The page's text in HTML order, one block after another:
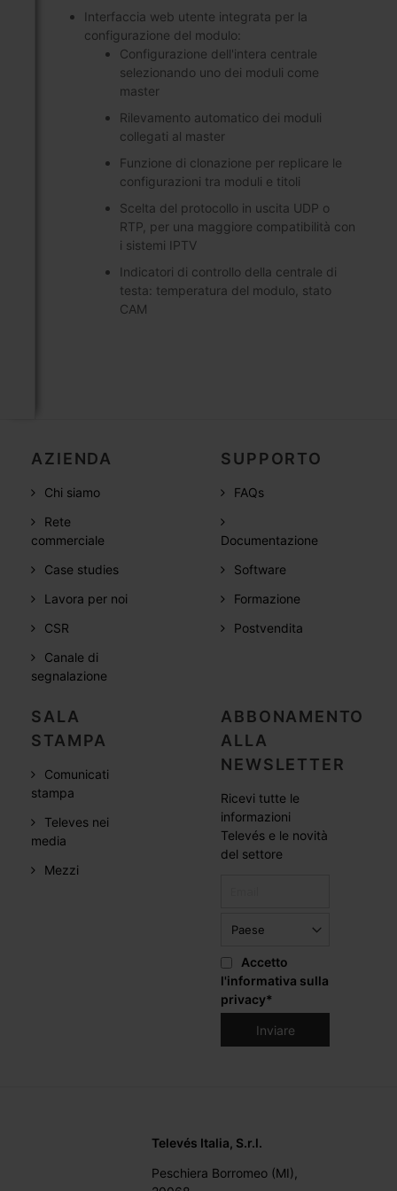
Interfaccia web utente integrata per la
configurazione del modulo:
Configurazione dell'intera centrale
selezionando uno dei moduli come
master
Rilevamento automatico dei moduli
collegati al master
Funzione di clonazione per replicare le
configurazioni tra moduli e titoli
Scelta del protocollo in uscita UDP o
RTP, per una maggiore compatibilità con
i sistemi IPTV
Indicatori di controllo della centrale di
testa: temperatura del modulo, stato
CAM
AZIENDA
Chi siamo
Rete
commerciale
Case studies
Lavora per noi
CSR
Canale di
segnalazione
SUPPORTO
FAQs
Documentazione
Software
Formazione
Postvendita
SALA
STAMPA
Comunicati
stampa
Televes nei
media
Mezzi
ABBONAMENTO
ALLA
NEWSLETTER
Ricevi tutte le
informazioni
Televés e le novità
del settore
Accetto
l'informativa sulla
privacy*
Televés Italia, S.r.l.
Peschiera Borromeo (MI),